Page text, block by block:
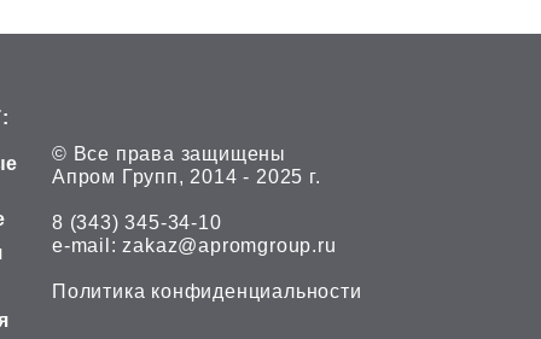
© Все права защищены
Апром Групп, 2014 - 2025 г.
8 (343) 345-34-10
е-mail: zakaz@apromgroup.ru
Политика конфиденциальности